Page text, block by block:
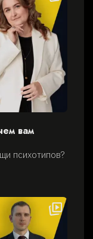
вам
психотипов?